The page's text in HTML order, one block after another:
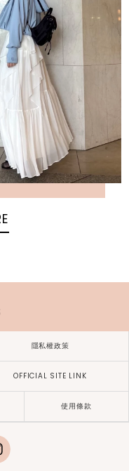
隱私權政策
OFFICIAL SITE LINK
使用條款